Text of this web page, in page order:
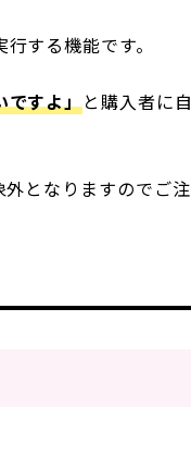
する機能です。
ですよ」と購入者に
となりますのでご注